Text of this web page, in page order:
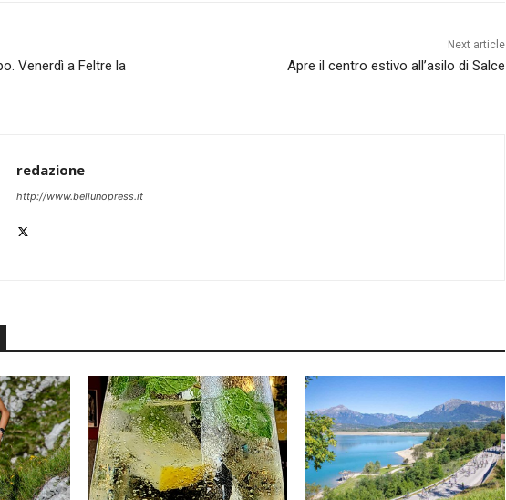
Venerdì a Feltre la
Next article
Apre il centro estivo all’asilo di Salce
redazione
http://www.bellunopress.it